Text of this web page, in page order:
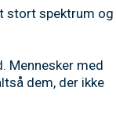
stort spektrum og
Mennesker med
dem, der ikke